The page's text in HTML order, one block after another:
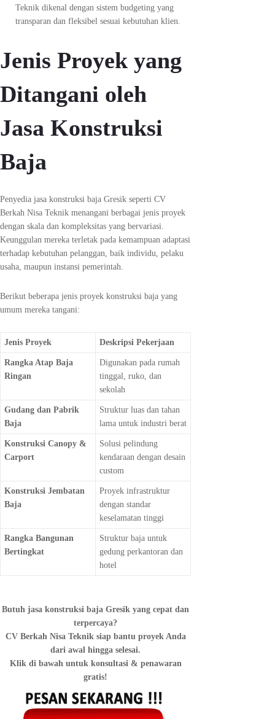
Teknik dikenal dengan sistem budgeting yang
transparan dan fleksibel sesuai kebutuhan klien.
Jenis Proyek yang
Ditangani oleh
Jasa Konstruksi
Baja
Penyedia jasa konstruksi baja Gresik seperti CV
Berkah Nisa Teknik menangani berbagai jenis proyek
dengan skala dan kompleksitas yang bervariasi.
Keunggulan mereka terletak pada kemampuan adaptasi
terhadap kebutuhan pelanggan, baik individu, pelaku
usaha, maupun instansi pemerintah.
Berikut beberapa jenis proyek konstruksi baja yang
umum mereka tangani:
Jenis Proyek Deskripsi Pekerjaan
Rangka Atap Baja
Ringan
Digunakan pada rumah
tinggal, ruko, dan
sekolah
Gudang dan Pabrik
Baja
Struktur luas dan tahan
lama untuk industri berat
Konstruksi Canopy &
Carport
Solusi pelindung
kendaraan dengan desain
custom
Konstruksi Jembatan
Baja
Proyek infrastruktur
dengan standar
keselamatan tinggi
Rangka Bangunan
Bertingkat
Struktur baja untuk
gedung perkantoran dan
hotel
Butuh jasa konstruksi baja Gresik yang cepat dan
terpercaya?
CV Berkah Nisa Teknik siap bantu proyek Anda
dari awal hingga selesai.
Klik di bawah untuk konsultasi & penawaran
gratis!